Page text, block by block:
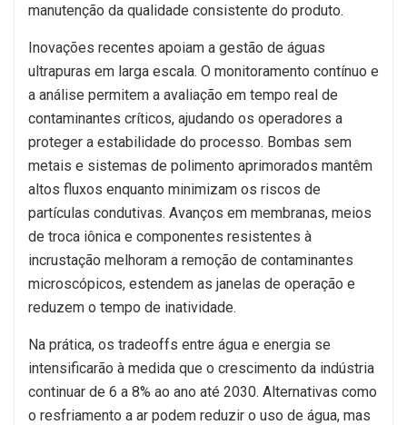
manutenção da qualidade consistente do produto.
Inovações recentes apoiam a gestão de águas
ultrapuras em larga escala. O monitoramento contínuo e
a análise permitem a avaliação em tempo real de
contaminantes críticos, ajudando os operadores a
proteger a estabilidade do processo. Bombas sem
metais e sistemas de polimento aprimorados mantêm
altos fluxos enquanto minimizam os riscos de
partículas condutivas. Avanços em membranas, meios
de troca iônica e componentes resistentes à
incrustação melhoram a remoção de contaminantes
microscópicos, estendem as janelas de operação e
reduzem o tempo de inatividade.
Na prática, os tradeoffs entre água e energia se
intensificarão à medida que o crescimento da indústria
continuar de 6 a 8% ao ano até 2030. Alternativas como
o resfriamento a ar podem reduzir o uso de água, mas